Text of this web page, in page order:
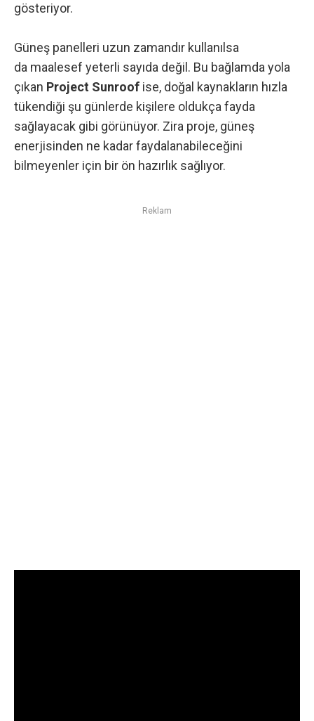
gösteriyor.
Güneş panelleri uzun zamandır kullanılsa
da maalesef yeterli sayıda değil. Bu bağlamda yola
çıkan Project Sunroof ise, doğal kaynakların hızla
tükendiği şu günlerde kişilere oldukça fayda
sağlayacak gibi görünüyor. Zira proje, güneş
enerjisinden ne kadar faydalanabileceğini
bilmeyenler için bir ön hazırlık sağlıyor.
Reklam